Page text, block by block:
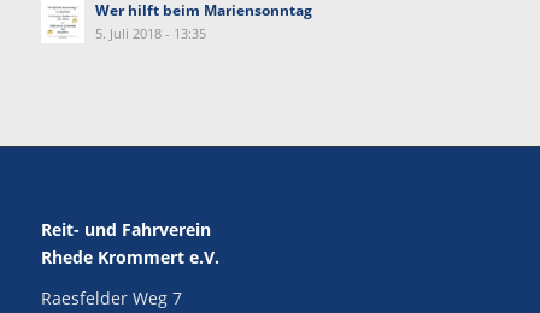
Wer hilft beim Mariensonntag
5. Juli 2018 - 13:35
Reit- und Fahrverein
Rhede Krommert e.V.
Raesfelder Weg 7